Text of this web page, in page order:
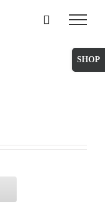
Toggle
Sliding